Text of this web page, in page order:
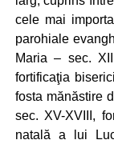
cele mai
parohiale
Maria – sec.
fortificaţia
fosta mănăstire
sec. XV-XVIII,
natală a lui